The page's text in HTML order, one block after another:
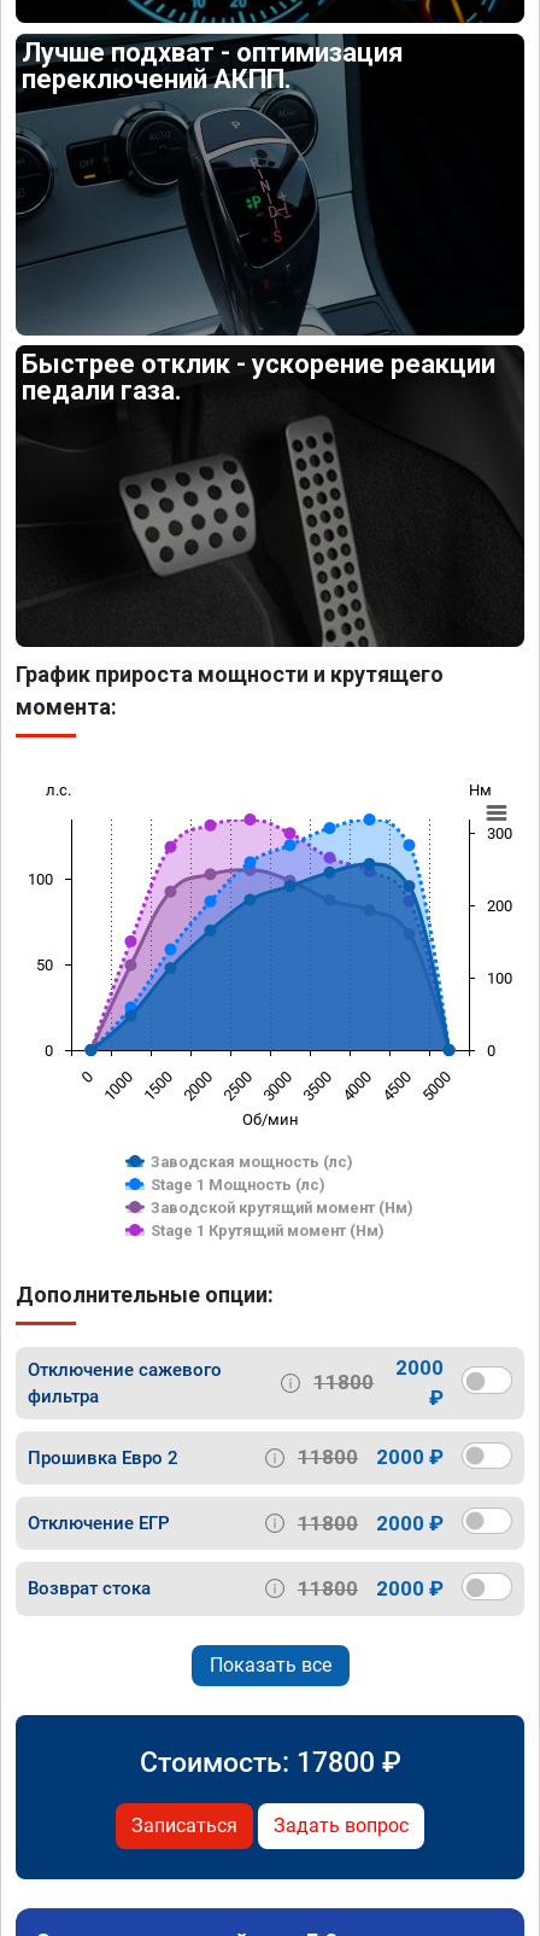
Лучше подхват - оптимизация
переключений АКПП.
Быстрее отклик - ускорение реакции
педали газа.
График прироста мощности и крутящего
момента:
Об/мин
л.с. Нм
Заводская мощность (лс)
Stage 1 Мощность (лс)
Заводской крутящий момент (Нм)
Stage 1 Крутящий момент (Нм)
0 1000 1500 2000 2500 3000 3500 4000 4500 5000
0
50
100
0
100
200
300
Дополнительные опции:
Отключение сажевого
фильтра
11800
2000
₽
Прошивка Евро 2 11800 2000 ₽
Отключение ЕГР 11800 2000 ₽
Возврат стока 11800 2000 ₽
Показать все
Стоимость: 17800 ₽
Записаться Задать вопрос